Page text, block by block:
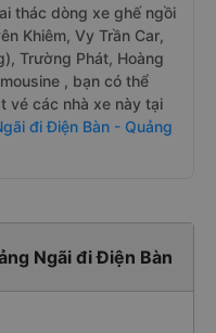
thác dòng xe ghế ngồi
Khiêm, Vy Trần Car,
Trường Phát, Hoàng
, bạn có thể
vé các nhà xe này tại
đi Điện Bàn - Quảng
Ngãi đi Điện Bàn